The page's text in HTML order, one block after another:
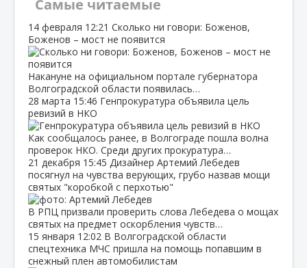
Самые читаемые
14 февраля 12:21 Сколько ни говори: Боженов,
Боженов – мост не появится
Накануне на официальном портале губернатора
Волгоградской области появилась…
28 марта 15:46 Генпрокуратура объявила цель
ревизий в НКО
Как сообщалось ранее, в Волгограде пошла волна
проверок НКО. Среди других прокуратура…
21 декабря 15:45 Дизайнер Артемий Лебедев
посягнул на чувства верующих, грубо назвав мощи
святых "коробкой с перхотью"
В РПЦ призвали проверить слова Лебедева о мощах
святых на предмет оскорбления чувств…
15 января 12:02 В Волгоградской области
спецтехника МЧС пришла на помощь попавшим в
снежный плен автомобилистам